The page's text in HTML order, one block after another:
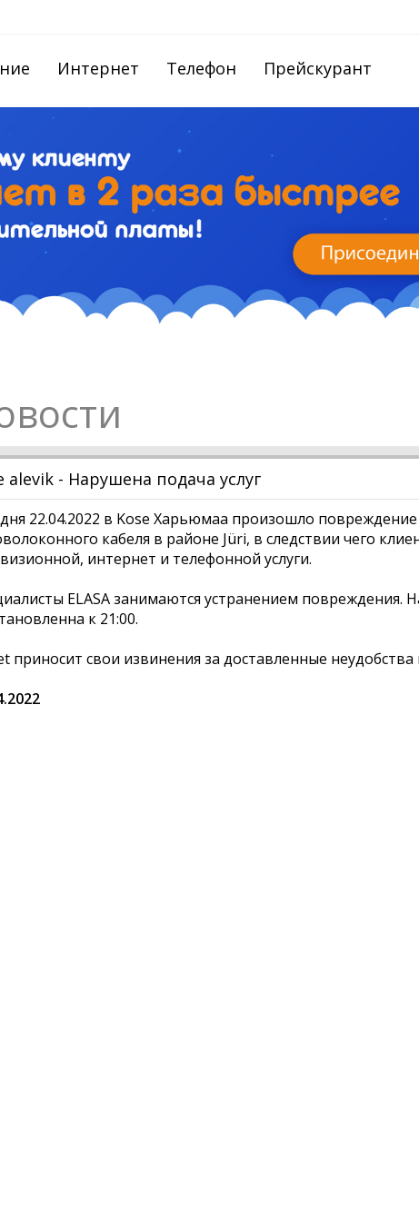
Интернет Телефон Прейскурант
alevik - Нарушена подача услуг
22.04.2022 в Kose Харьюмаа произошло повреждение
кабеля в районе Jüri, в следствии чего
интернет и телефонной услуги.
ELASA занимаются устранением повреждения.
к 21:00.
приносит свои извинения за доставленные